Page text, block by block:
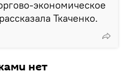
экономическое
Ткаченко.
нет